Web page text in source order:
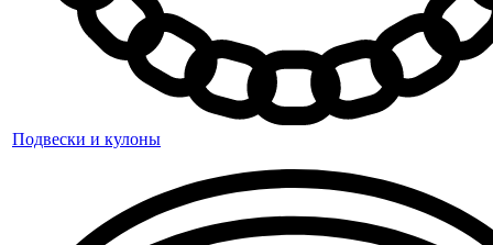
Подвески и кулоны